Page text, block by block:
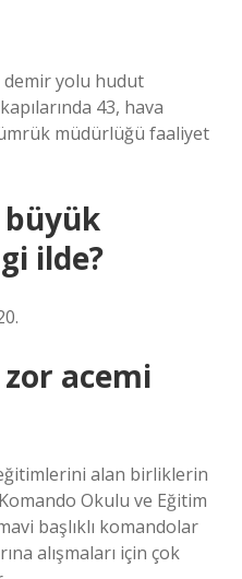
demir yolu hudut
43, hava
müdürlüğü faaliyet
büyük
ilde?
acemi
alan birliklerin
Okulu ve Eğitim
başlıklı komandolar
alışmaları için çok